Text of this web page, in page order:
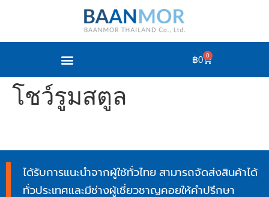
฿0 0
โชว์รูมสตูล
ได้รับการแนะนำจากผู้ใช้ทั่วไทย สามารถจัดส่งสินค้าได้
ทั่วประเทศและมีช่างผู้เชี่ยวชาญคอยให้คำปรึกษา